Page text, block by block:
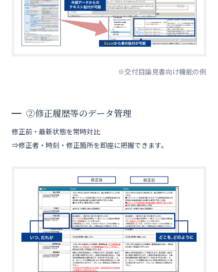
※交付目論見書向け機能の例
②修正履歴等のデータ管理
修正前・最新状態を常時対比
⇒修正者・時刻・修正箇所を即座に把握できます。